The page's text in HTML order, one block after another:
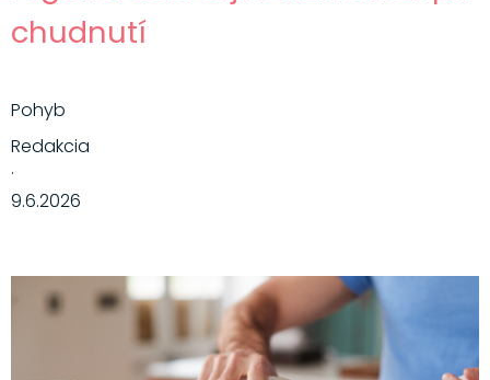
chudnutí
Pohyb
Redakcia
·
9.6.2026